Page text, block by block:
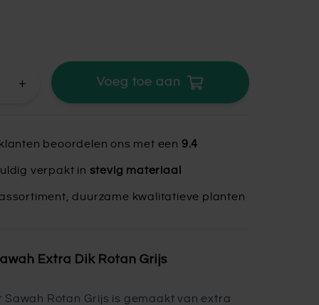
+ Voeg toe aan
beoordelen ons met een 9.4
verpakt in stevig materiaal
duurzame kwalitatieve planten
Extra Dik Rotan Grijs
Sawah Rotan Grijs is gemaakt van extra